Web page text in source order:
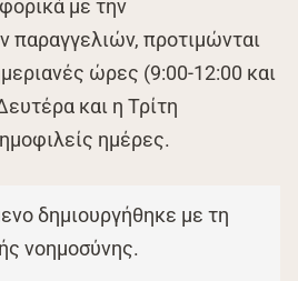
με την
παραγγελιών, προτιμώνται
ώρες (9:00-12:00 και
και η Τρίτη
ημέρες.
δημιουργήθηκε με τη
νοημοσύνης.